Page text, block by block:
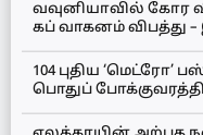
வவுனியாவில் கோர
கப் வாகனம் விபத்து –
104 புதிய
பொதுப்